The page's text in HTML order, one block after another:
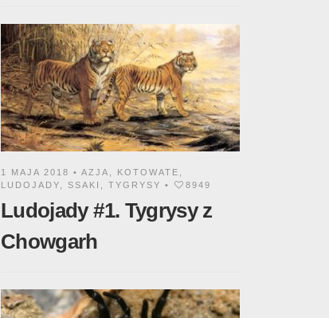
1 MAJA 2018 • AZJA KOTOWATE
LUDOJADY
SSAKI TYGRYSY • 8949
Ludojady #1. Tygrysy z
Chowgarh